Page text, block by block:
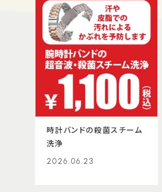
時計バンドの殺菌スチーム
洗浄
2026.06.23